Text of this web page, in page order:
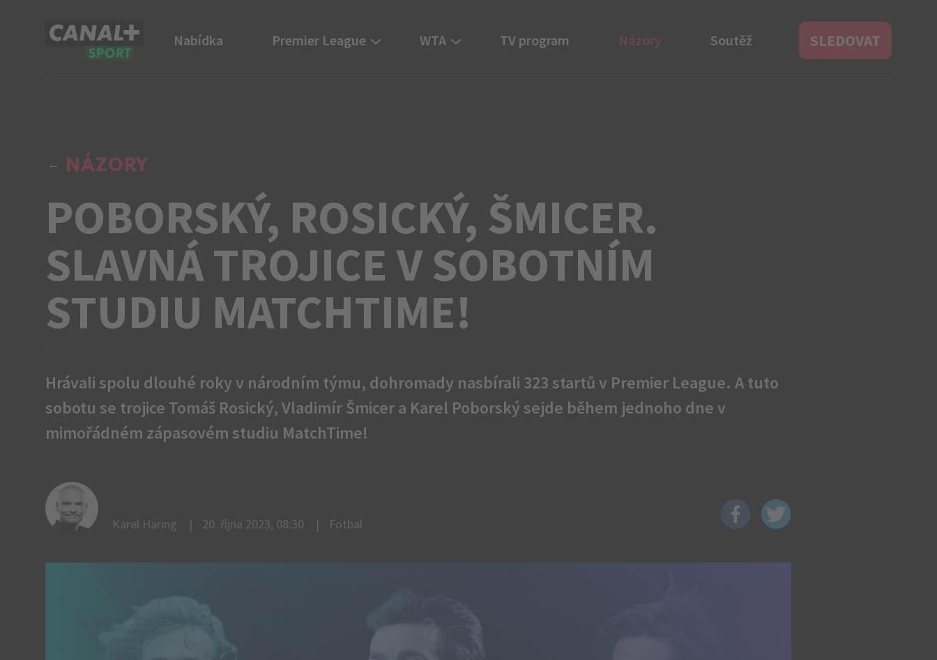
CANAL+ Sport Nabídka Premier League WTA TV program Názory Soutěž SLEDOVAT
NÁZORY
POBORSKÝ, ROSICKÝ, ŠMICER.
SLAVNÁ TROJICE V SOBOTNÍM
STUDIU MATCHTIME!
Hrávali spolu dlouhé roky v národním týmu, dohromady nasbírali 323 startů v Premier League. A tuto
sobotu se trojice Tomáš Rosický, Vladimír Šmicer a Karel Poborský sejde během jednoho dne v
mimořádném zápasovém studiu MatchTime!
Karel Häring 20. října 2023, 08:30 Fotbal